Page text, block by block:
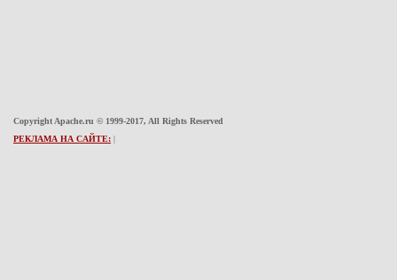
Copyright Apache.ru © 1999-2017, All Rights Reserved
РЕКЛАМА НА САЙТЕ: |